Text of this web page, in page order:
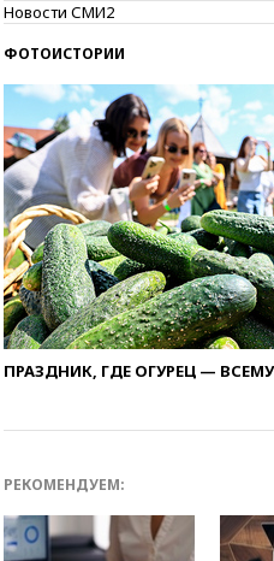
Новости СМИ2
ФОТОИСТОРИИ
ПРАЗДНИК, ГДЕ ОГУРЕЦ —
РЕКОМЕНДУЕМ: